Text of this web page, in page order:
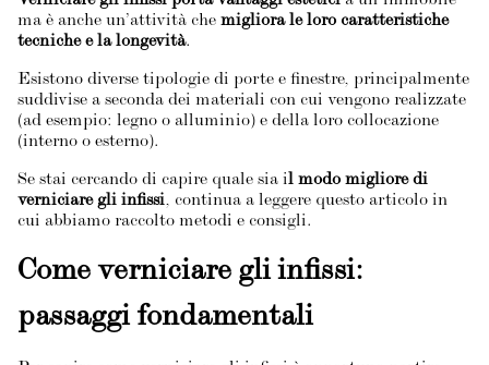
ma è anche un’attività che migliora le loro caratteristiche
tecniche e la longevità.
Esistono diverse tipologie di porte e finestre, principalmente
suddivise a seconda dei materiali con cui vengono realizzate
(ad esempio: legno o alluminio) e della loro collocazione
(interno o esterno).
Se stai cercando di capire quale sia il modo migliore di
verniciare gli infissi, continua a leggere questo articolo in
cui abbiamo raccolto metodi e consigli.
Come verniciare gli infissi:
passaggi fondamentali